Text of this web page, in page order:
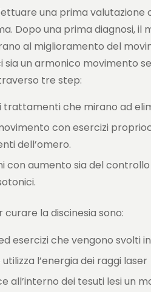
una prima valutazione
Dopo una prima diagnosi, il
al miglioramento del
un armonico movimento
tre step:
che mirano ad
con esercizi
dell’omero.
con aumento sia del
la discinesia sono:
esercizi che vengono svolti
l’energia dei raggi laser
all’interno dei tesuti lesi un